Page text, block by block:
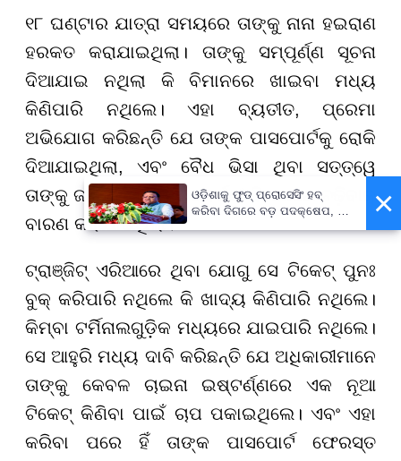
୧୮ ଘଣ୍ଟାର ଯାତ୍ରା ସମୟରେ ତାଙ୍କୁ ନାନା ହଇରାଣ
ହରକତ କରାଯାଇଥିଲା। ତାଙ୍କୁ ସମ୍ପୂର୍ଣ୍ଣ ସୂଚନା
ଦିଆଯାଇ ନଥିଲା କି ବିମାନରେ ଖାଇବା ମଧ୍ୟ
କିଣିପାରି ନଥିଲେ। ଏହା ବ୍ୟତୀତ, ପ୍ରେମା
ଅଭିଯୋଗ କରିଛନ୍ତି ଯେ ତାଙ୍କ ପାସପୋର୍ଟକୁ ରୋକି
ଦିଆଯାଇଥିଲା, ଏବଂ ବୈଧ ଭିସା ଥିବା ସତ୍ତ୍ୱେ
ତାଙ୍କୁ ଜାପାନ ଯିବାକୁ ପରବର୍ତ୍ତୀ ବିମାନରେ ଚଢ଼ିବାକୁ
ବାରଣ କରାଯାଇଥିଲା।
ଟ୍ରାଞ୍ଜିଟ୍ ଏରିଆରେ ଥିବା ଯୋଗୁ ସେ ଟିକେଟ୍ ପୁନଃ
ବୁକ୍ କରିପାରି ନଥିଲେ କି ଖାଦ୍ୟ କିଣିପାରି ନଥିଲେ।
କିମ୍ବା ଟର୍ମିନାଲଗୁଡ଼ିକ ମଧ୍ୟରେ ଯାଇପାରି ନଥିଲେ।
ସେ ଆହୁରି ମଧ୍ୟ ଦାବି କରିଛନ୍ତି ଯେ ଅଧିକାରୀମାନେ
ତାଙ୍କୁ କେବଳ ଚାଇନା ଇଷ୍ଟର୍ଣ୍ଣରେ ଏକ ନୂଆ
ଟିକେଟ୍ କିଣିବା ପାଇଁ ଚାପ ପକାଇଥିଲେ। ଏବଂ ଏହା
କରିବା ପରେ ହିଁ ତାଙ୍କ ପାସପୋର୍ଟ ଫେରସ୍ତ
×
ଓଡ଼ିଶାକୁ ଫୁଡ୍ ପ୍ରୋସେସିଂ ହବ୍
କରିବା ଦିଗରେ ବଡ଼ ପଦକ୍ଷେପ, ୪୨
ହଜାରରୁ ଅଧିକ ନିଯୁକ୍ତି ସୁଯୋଗ